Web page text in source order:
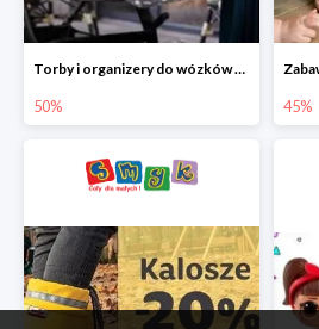
Torby i organizery do wózków w Smyku do -50%
50% 45%